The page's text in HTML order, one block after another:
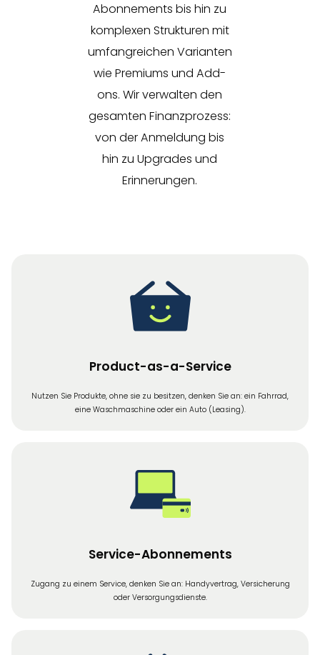
Abonnements bis hin zu
komplexen Strukturen mit
umfangreichen Varianten
wie Premiums und Add-
ons. Wir verwalten den
gesamten Finanzprozess:
von der Anmeldung bis
hin zu Upgrades und
Erinnerungen.
Product-as-a-Service
Nutzen Sie Produkte, ohne sie zu besitzen, denken Sie an: ein Fahrrad,
eine Waschmaschine oder ein Auto (Leasing).
Service-Abonnements
Zugang zu einem Service, denken Sie an: Handyvertrag, Versicherung
oder Versorgungsdienste.